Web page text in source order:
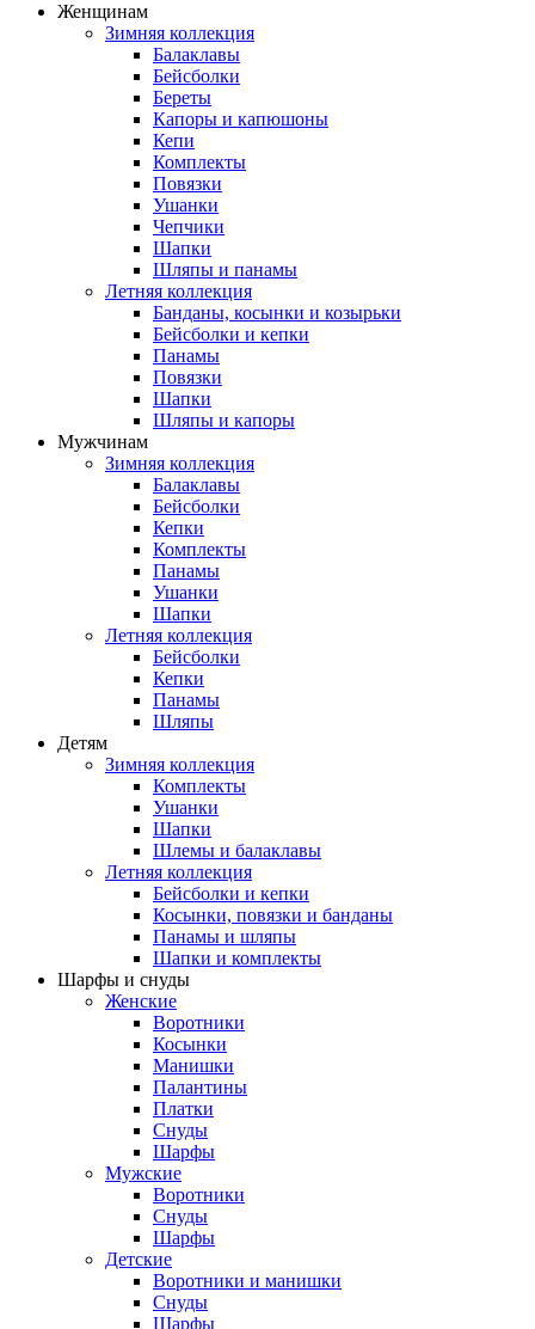
Женщинам
Зимняя коллекция
Балаклавы
Бейсболки
Береты
Капоры и капюшоны
Кепи
Комплекты
Повязки
Ушанки
Чепчики
Шапки
Шляпы и панамы
Летняя коллекция
Банданы, косынки и козырьки
Бейсболки и кепки
Панамы
Повязки
Шапки
Шляпы и капоры
Мужчинам
Зимняя коллекция
Балаклавы
Бейсболки
Кепки
Комплекты
Панамы
Ушанки
Шапки
Летняя коллекция
Бейсболки
Кепки
Панамы
Шляпы
Детям
Зимняя коллекция
Комплекты
Ушанки
Шапки
Шлемы и балаклавы
Летняя коллекция
Бейсболки и кепки
Косынки, повязки и банданы
Панамы и шляпы
Шапки и комплекты
Шарфы и снуды
Женские
Воротники
Косынки
Манишки
Палантины
Платки
Снуды
Шарфы
Мужские
Воротники
Снуды
Шарфы
Детские
Воротники и манишки
Снуды
Шарфы